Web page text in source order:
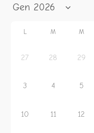
L M M
27 28 29
3 4 5
10 11 12